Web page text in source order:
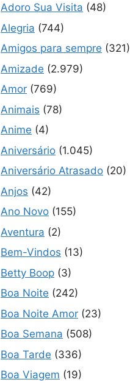
Adoro Sua Visita (48)
Alegria (744)
Amigos para sempre (321)
Amizade (2.979)
Amor (769)
Animais (78)
Anime (4)
Aniversário (1.045)
Aniversário Atrasado (20)
Anjos (42)
Ano Novo (155)
Aventura (2)
Bem-Vindos (13)
Betty Boop (3)
Boa Noite (242)
Boa Noite Amor (23)
Boa Semana (508)
Boa Tarde (336)
Boa Viagem (19)